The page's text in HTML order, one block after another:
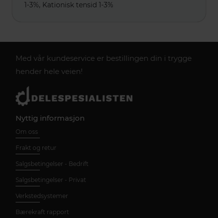
1-3%, Kationisk tensid 1-3%
Med vår kundeservice er bestillingen din i trygge
hender hele veien!
Nyttig informasjon
Om oss
Frakt og retur
Salgsbetingelser - Bedrift
Salgsbetingelser - Privat
Verkstedsystemer
Bærekraft rapport